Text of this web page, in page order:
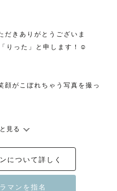
だきありがとうございま
りった」と申します！☺️
顔がこぼれちゃう写真を撮っ
在住の学生です！！
、ラブグラフ専属カメラマン
見る
について詳しく